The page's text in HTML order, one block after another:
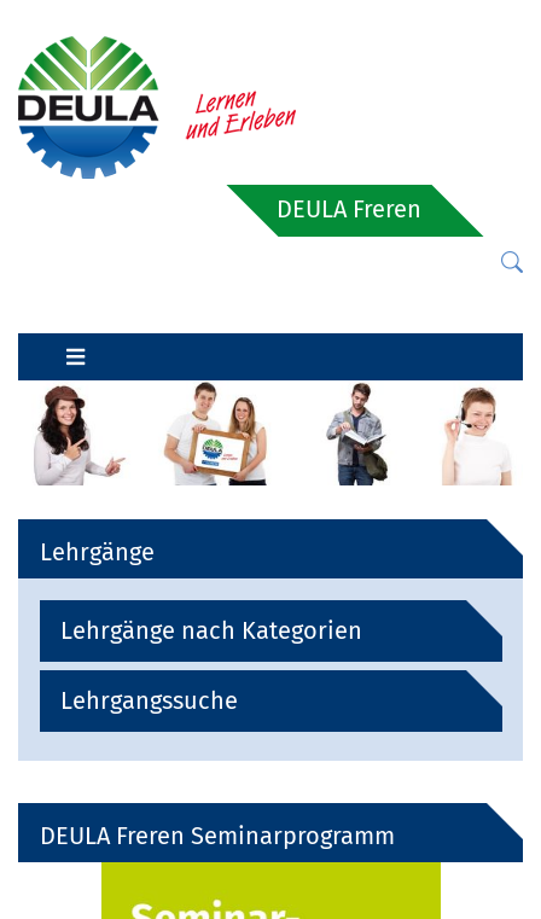
DEULA Freren
Lehrgänge
Lehrgänge nach Kategorien
Lehrgangssuche
DEULA Freren Seminarprogramm